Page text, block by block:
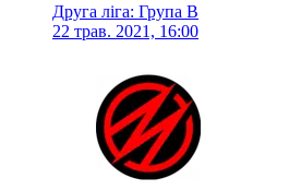
Друга ліга: Група B
22 трав. 2021, 16:00